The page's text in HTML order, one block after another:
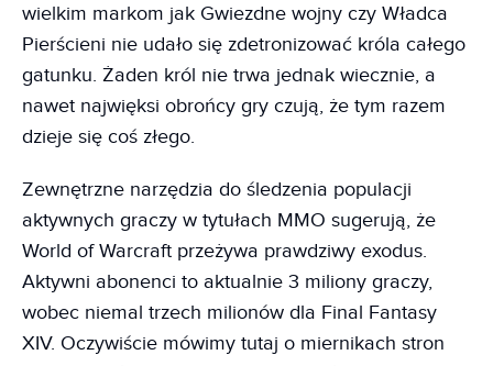
wielkim markom jak Gwiezdne wojny czy Władca
Pierścieni nie udało się zdetronizować króla całego
gatunku. Żaden król nie trwa jednak wiecznie, a
nawet najwięksi obrońcy gry czują, że tym razem
dzieje się coś złego.
Zewnętrzne narzędzia do śledzenia populacji
aktywnych graczy w tytułach MMO sugerują, że
World of Warcraft przeżywa prawdziwy exodus.
Aktywni abonenci to aktualnie 3 miliony graczy,
wobec niemal trzech milionów dla Final Fantasy
XIV. Oczywiście mówimy tutaj o miernikach stron